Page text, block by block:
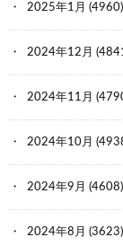
2025年1月 (4960)
2024年12月
2024年11月
2024年10月
2024年9月 (4608)
2024年8月 (3623)